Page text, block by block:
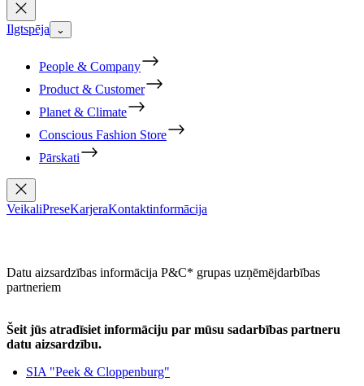
Ilgtspēja ⌄
People & Company
Product & Customer
Planet & Climate
Conscious Fashion Store
Pārskati
VeikaliPreseKarjeraKontaktinformācija
Datu aizsardzības informācija P&C* grupas uzņēmējdarbības
partneriem
Šeit jūs atradīsiet informāciju par mūsu sadarbības partneru
datu aizsardzību.
SIA "Peek & Cloppenburg"